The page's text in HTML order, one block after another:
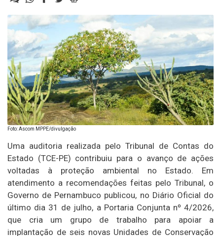
Foto: Ascom MPPE/divulgação
Uma auditoria realizada pelo Tribunal de Contas do
Estado (TCE-PE) contribuiu para o avanço de ações
voltadas à proteção ambiental no Estado. Em
atendimento a recomendações feitas pelo Tribunal, o
Governo de Pernambuco publicou, no Diário Oficial do
último dia 31 de julho, a Portaria Conjunta nº 4/2026,
que cria um grupo de trabalho para apoiar a
implantação de seis novas Unidades de Conservação